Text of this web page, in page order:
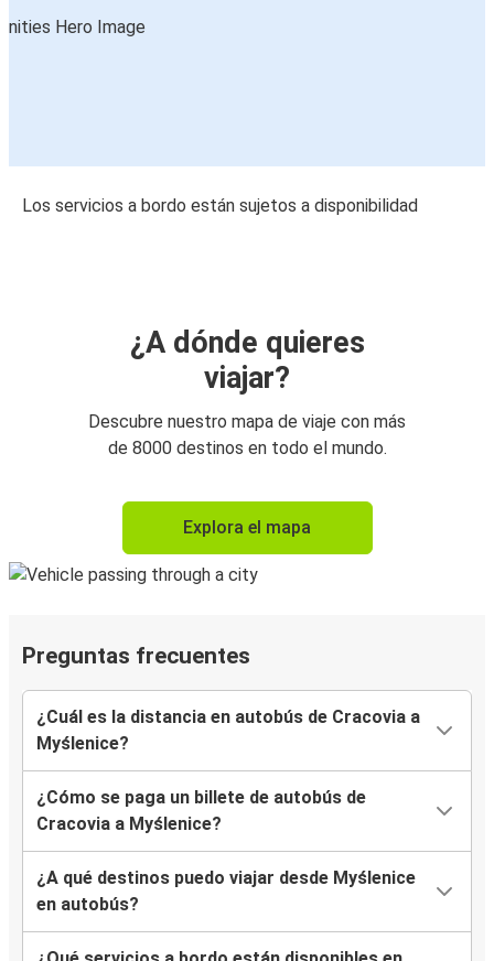
Los servicios a bordo están sujetos a disponibilidad
¿A dónde quieres
viajar?
Descubre nuestro mapa de viaje con más
de 8000 destinos en todo el mundo.
Explora el mapa
Preguntas frecuentes
¿Cuál es la distancia en autobús de Cracovia a
Myślenice?
¿Cómo se paga un billete de autobús de
Cracovia a Myślenice?
¿A qué destinos puedo viajar desde Myślenice
en autobús?